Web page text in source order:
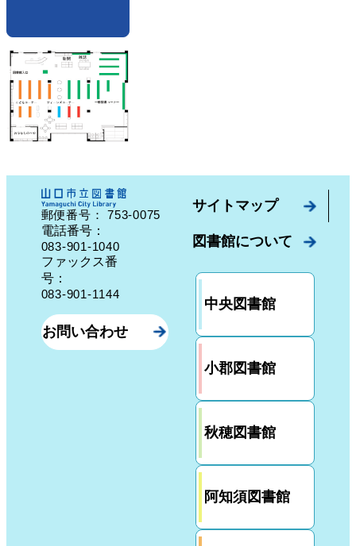
郵便番号：753-0075 山口県山口市中園町７番７号
電話番号：
083-901-1040
ファックス番
号：
083-901-1144
お問い合わせ
サイトマップ
図書館について
中央図書館
小郡図書館
秋穂図書館
阿知須図書館